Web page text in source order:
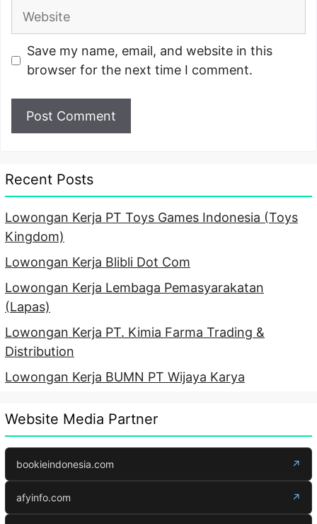
Website
Save my name, email, and website in this
browser for the next time I comment.
Recent Posts
Lowongan Kerja PT Toys Games Indonesia (Toys
Kingdom)
Lowongan Kerja Blibli Dot Com
Lowongan Kerja Lembaga Pemasyarakatan
(Lapas)
Lowongan Kerja PT. Kimia Farma Trading &
Distribution
Lowongan Kerja BUMN PT Wijaya Karya
Website Media Partner
bookieindonesia.com ↗
afyinfo.com ↗